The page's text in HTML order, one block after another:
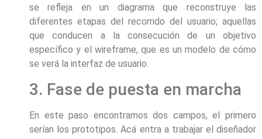
se refleja en un diagrama que reconstruye las
diferentes etapas del recorrido del usuario; aquellas
que conducen a la consecución de un objetivo
específico y el wireframe, que es un modelo de cómo
se verá la interfaz de usuario.
3. Fase de puesta en marcha
En este paso encontramos dos campos, el primero
serían los prototipos. Acá entra a trabajar el diseñador